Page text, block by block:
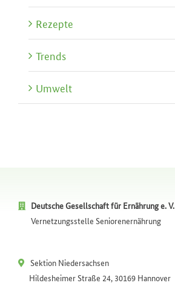
Rezepte
Trends
Umwelt
Deutsche Gesellschaft für Ernährung e. V.
Vernetzungsstelle Seniorenernährung
Sektion Niedersachsen
Hildesheimer Straße 24, 30169 Hannover